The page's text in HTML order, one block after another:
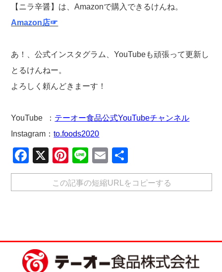
【ニラ辛醤】は、Amazonで購入できるけんね。
Amazon店☞
あ！、公式インスタグラム、YouTubeも頑張って更新し
とるけんねー。
よろしく頼んどきまーす！
YouTube ： テーオー食品公式YouTubeチャンネル
Instagram：to.foods2020
Facebook
X Pinterest
LineEmail
有
この記事の短縮URLをコピーする